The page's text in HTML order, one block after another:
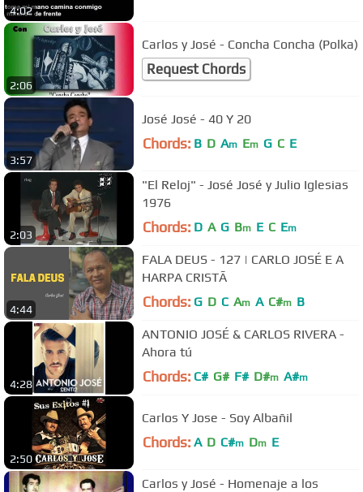
4:02
2:06
Carlos y José - Concha Concha (Polka)
Request Chords
3:57
José José - 40 Y 20
Chords: B D Am Em G C E
2:03
"El Reloj" - José José y Julio Iglesias
1976
Chords: D A G Bm E C Em
4:44
FALA DEUS - 127 | CARLO JOSÉ E A
HARPA CRISTÃ
Chords: G D C Am A C#m B
4:28
ANTONIO JOSÉ & CARLOS RIVERA -
Ahora tú
Chords: C# G# F# D#m A#m
2:50
Carlos Y Jose - Soy Albañil
Chords: A D C#m Dm E
Carlos y José - Homenaje a los